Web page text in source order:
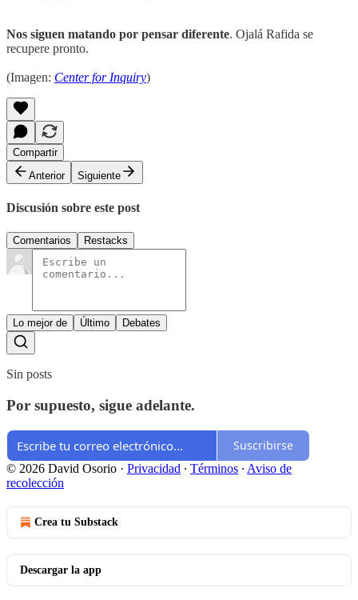
Nos siguen matando por pensar diferente. Ojalá Rafida se
recupere pronto.
(Imagen: Center for Inquiry)
Compartir
Anterior
Siguiente
Discusión sobre este post
Comentarios Restacks
Lo mejor de Último Debates
Sin posts
Por supuesto, sigue adelante.
Suscribirse
© 2026 David Osorio · Privacidad ∙ Términos ∙ Aviso de
recolección
Crea tu Substack
Descargar la app